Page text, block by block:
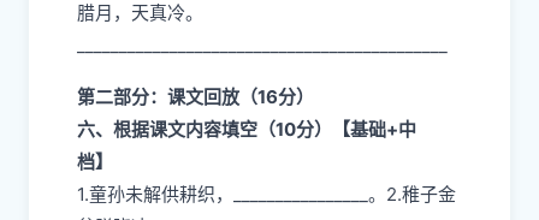
腊月，天真冷。
第二部分：课文回放（16分）
六、根据课文内容填空（10分）【基础+中
档】
1.童孙未解供耕织，________________。2.稚子金